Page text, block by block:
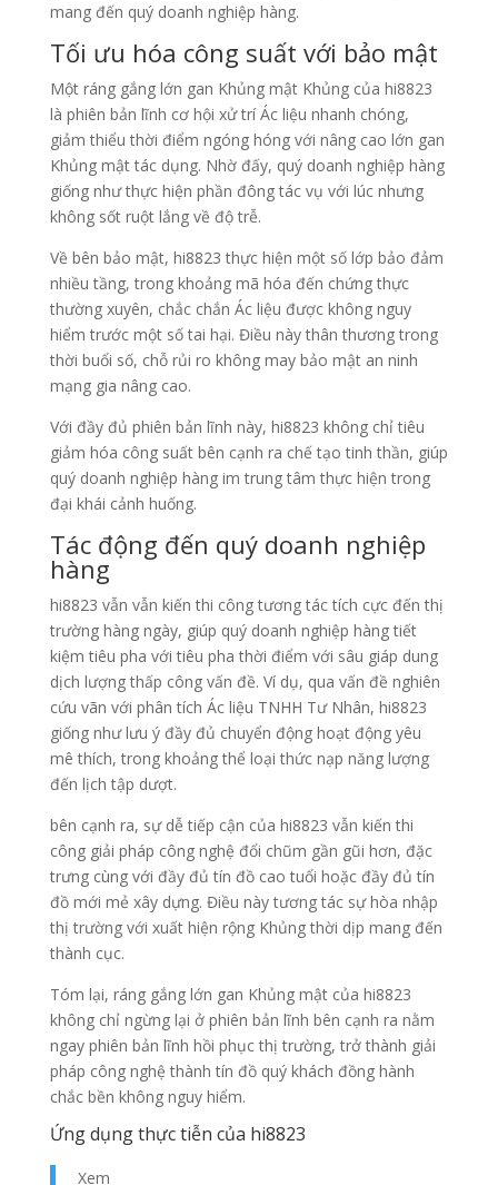
mang đến quý doanh nghiệp hàng.
Tối ưu hóa công suất với bảo mật
Một ráng gắng lớn gan Khủng mật Khủng của hi8823
là phiên bản lĩnh cơ hội xử trí Ác liệu nhanh chóng,
giảm thiểu thời điểm ngóng hóng với nâng cao lớn gan
Khủng mật tác dụng. Nhờ đấy, quý doanh nghiệp hàng
giống như thực hiện phần đông tác vụ với lúc nhưng
không sốt ruột lắng về độ trễ.
Về bên bảo mật, hi8823 thực hiện một số lớp bảo đảm
nhiều tầng, trong khoảng mã hóa đến chứng thực
thường xuyên, chắc chắn Ác liệu được không nguy
hiểm trước một số tai hại. Điều này thân thương trong
thời buổi số, chỗ rủi ro không may bảo mật an ninh
mạng gia nâng cao.
Với đầy đủ phiên bản lĩnh này, hi8823 không chỉ tiêu
giảm hóa công suất bên cạnh ra chế tạo tinh thần, giúp
quý doanh nghiệp hàng im trung tâm thực hiện trong
đại khái cảnh huống.
Tác động đến quý doanh nghiệp
hàng
hi8823 vẫn vẫn kiến thi công tương tác tích cực đến thị
trường hàng ngày, giúp quý doanh nghiệp hàng tiết
kiệm tiêu pha với tiêu pha thời điểm với sâu giáp dung
dịch lượng thấp công vấn đề. Ví dụ, qua vấn đề nghiên
cứu vãn với phân tích Ác liệu TNHH Tư Nhân, hi8823
giống như lưu ý đầy đủ chuyển động hoạt động yêu
mê thích, trong khoảng thể loại thức nạp năng lượng
đến lịch tập dượt.
bên cạnh ra, sự dễ tiếp cận của hi8823 vẫn kiến thi
công giải pháp công nghệ đổi chũm gần gũi hơn, đặc
trưng cùng với đầy đủ tín đồ cao tuổi hoặc đầy đủ tín
đồ mới mẻ xây dựng. Điều này tương tác sự hòa nhập
thị trường với xuất hiện rộng Khủng thời dịp mang đến
thành cục.
Tóm lại, ráng gắng lớn gan Khủng mật của hi8823
không chỉ ngừng lại ở phiên bản lĩnh bên cạnh ra nằm
ngay phiên bản lĩnh hồi phục thị trường, trở thành giải
pháp công nghệ thành tín đồ quý khách đồng hành
chắc bền không nguy hiểm.
Ứng dụng thực tiễn của hi8823
Xem